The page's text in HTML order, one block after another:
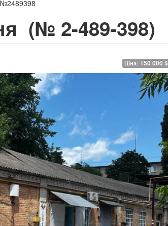
(№ 2-489-398)
Ціна: 150 000 $